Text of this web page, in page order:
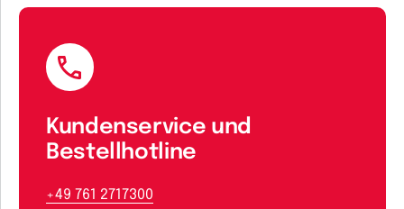
Kundenservice und
Bestellhotline
+49 761 2717300